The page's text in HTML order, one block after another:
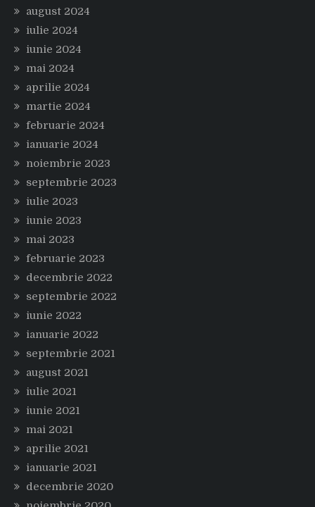
august 2024
iulie 2024
iunie 2024
mai 2024
aprilie 2024
martie 2024
februarie 2024
ianuarie 2024
noiembrie 2023
septembrie 2023
iulie 2023
iunie 2023
mai 2023
februarie 2023
decembrie 2022
septembrie 2022
iunie 2022
ianuarie 2022
septembrie 2021
august 2021
iulie 2021
iunie 2021
mai 2021
aprilie 2021
ianuarie 2021
decembrie 2020